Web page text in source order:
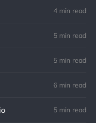
4 min read
5 min read
5 min read
6 min read
5 min read